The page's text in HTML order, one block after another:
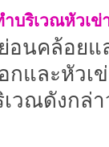
ำบริเวณหัวเ
อนคล้อยแ
และหัวเ
เวณดังกล่